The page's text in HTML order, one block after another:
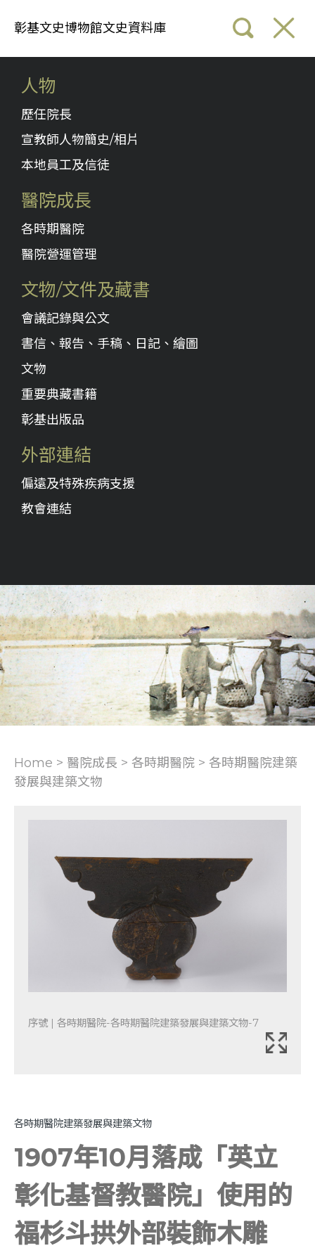
彰基文史博物館文史資料庫
人物
歷任院長
宣教師人物簡史/相片
本地員工及信徒
醫院成長
各時期醫院
醫院營運管理
文物/文件及藏書
會議記錄與公文
書信、報告、手稿、日記、繪圖
文物
重要典藏書籍
彰基出版品
外部連結
偏遠及特殊疾病支援
教會連結
Home > 醫院成長 > 各時期醫院 > 各時期醫院建築
發展與建築文物
序號 | 各時期醫院-各時期醫院建築發展與建築文物-7
各時期醫院建築發展與建築文物
1907年10月落成「英立
彰化基督教醫院」使用的
福杉斗拱外部裝飾木雕